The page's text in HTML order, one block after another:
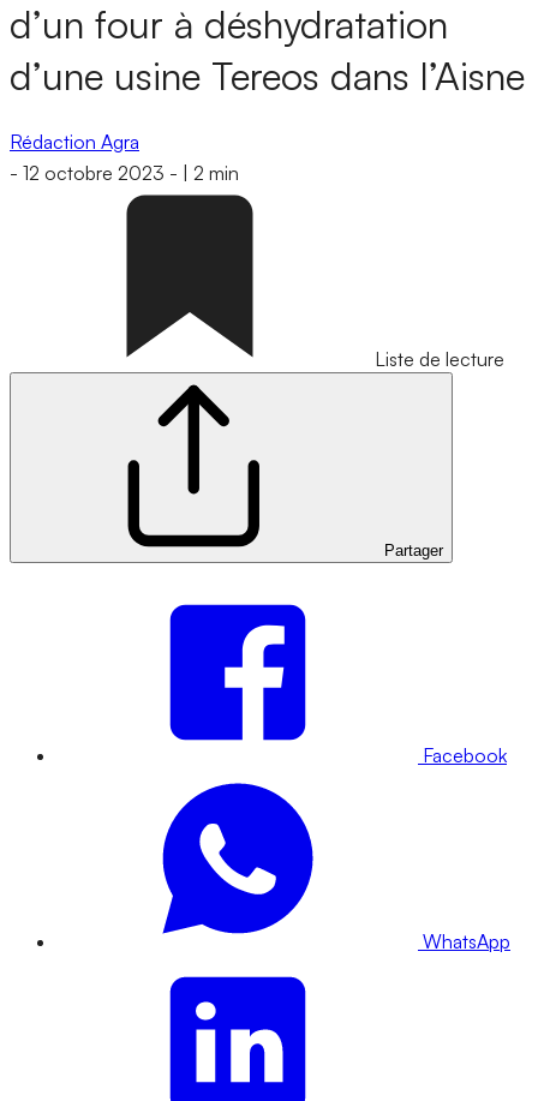
d’un four à déshydratation
d’une usine Tereos dans l’Aisne
Rédaction Agra
- 12 octobre 2023 - 2 min
Liste de lecture
Partager
Facebook
WhatsApp